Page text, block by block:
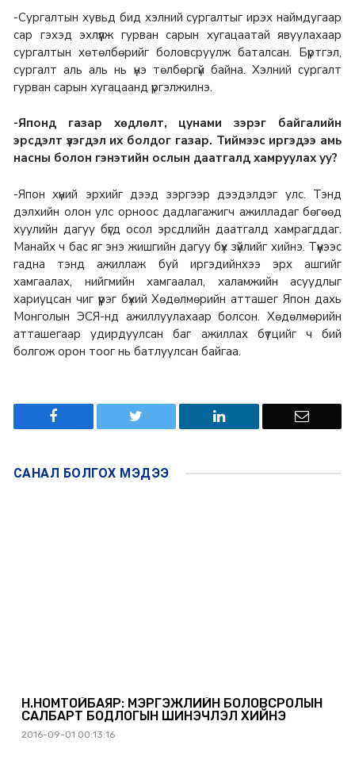
-Сургалтын хувьд бид хэлний сургалтыг ирэх наймдугаар
сар гэхэд эхлүүлж гурван сарын хугацаатай явуулахаар
сургалтын хөтөлбөрийг боловсруулж баталсан. Бүртгэл,
сургалт аль аль нь үнэ төлбөргүй байна. Хэлний сургалт
гурван сарын хугацаанд үргэлжилнэ.
-Японд газар хөдлөлт, цунами зэрэг байгалийн
эрсдэлт үзэгдэл их болдог газар. Тиймээс иргэдээ амь
насны болон гэнэтийн ослын даатгалд хамруулах уу?
-Япон хүний эрхийг дээд зэргээр дээдэлдэг улс. Тэнд
дэлхийн олон улс орноос дадлагажигч ажилладаг бөгөөд
хуулийн дагуу бүгд осол эрсдлийн даатгалд хамрагддаг.
Манайх ч бас яг энэ жишгийн дагуу бүх зүйлийг хийнэ. Түүнээс
гадна тэнд ажиллаж буй иргэдийнхээ эрх ашгийг
хамгаалах, нийгмийн хамгаалал, халамжийн асуудлыг
хариуцсан чиг үүрэг бүхий Хөдөлмөрийн атташег Япон дахь
Монголын ЭСЯ-нд ажиллуулахаар болсон. Хөдөлмөрийн
атташегаар удирдуулсан баг ажиллах бүтцийг ч бий
болгож орон тоог нь батлуулсан байгаа.
САНАЛ БОЛГОХ МЭДЭЭ
Н.НОМТОЙБАЯР: МЭРГЭЖЛИЙН БОЛОВСРОЛЫН
САЛБАРТ БОДЛОГЫН ШИНЭЧЛЭЛ ХИЙНЭ
2016-09-01 00:13:16